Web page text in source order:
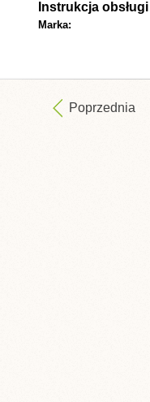
Instrukcja obsługi
Marka:
Poprzednia